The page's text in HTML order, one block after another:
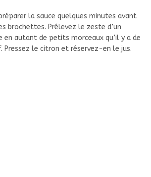
la sauce quelques minutes avant
brochettes. Prélevez le zeste d’un
autant de petits morceaux qu’il y a de
Pressez le citron et réservez-en le jus.